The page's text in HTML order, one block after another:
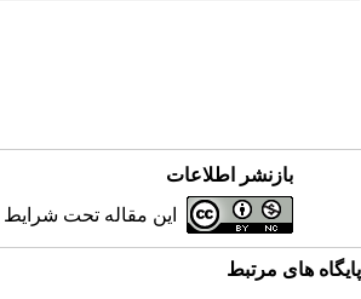
بازنشر اطلاعات
این مقاله تحت شرایط
پایگاه های مرتبط